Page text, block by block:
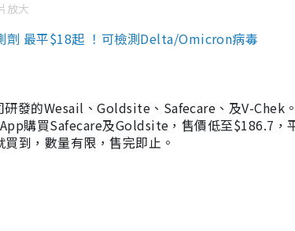
放大
劑 最平$18起 ！可檢測Delta/Omicron病毒
發的Wesail、Goldsite、Safecare、及V-Chek
購買Safecare及Goldsite，售價低至$186.7，
到，數量有限，售完即止。